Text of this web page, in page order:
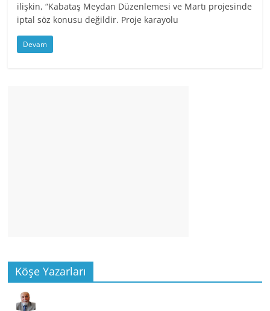
ilişkin, “Kabataş Meydan Düzenlemesi ve Martı projesinde
iptal söz konusu değildir. Proje karayolu
Devam
Köşe Yazarları